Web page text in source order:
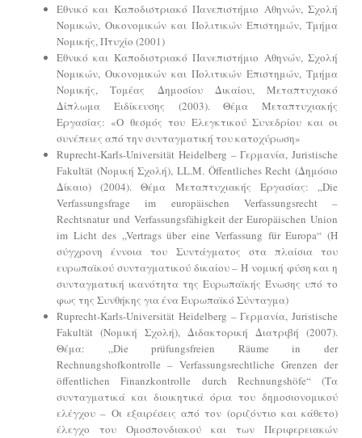
Εθνικό και Καποδιστριακό Πανεπιστήμιο Αθηνών, Σχολή
Νομικών, Οικονομικών και Πολιτικών Επιστημών, Τμήμα
Νομικής, Πτυχίο (2001)
Εθνικό και Καποδιστριακό Πανεπιστήμιο Αθηνών, Σχολή
Νομικών, Οικονομικών και Πολιτικών Επιστημών, Τμήμα
Νομικής, Τομέας Δημοσίου Δικαίου, Μεταπτυχιακό
Δίπλωμα Ειδίκευσης (2003). Θέμα Μεταπτυχιακής
Εργασίας: «Ο θεσμός του Ελεγκτικού Συνεδρίου και οι
συνέπειες από την συνταγματική του κατοχύρωση»
Ruprecht-Karls-Universität Heidelberg – Γερμανία, Juristische
Fakultät (Νομική Σχολή), LL.M. Öffentliches Recht (Δημόσιο
Δίκαιο) (2004). Θέμα Μεταπτυχιακής Εργασίας: „Die
Verfassungsfrage im europäischen Verfassungsrecht –
Rechtsnatur und Verfassungsfähigkeit der Europäischen Union
im Licht des „Vertrags über eine Verfassung für Europa“ (Η
σύγχρονη έννοια του Συντάγματος στα πλαίσια του
ευρωπαϊκού συνταγματικού δικαίου – Η νομική φύση και η
συνταγματική ικανότητα της Ευρωπαϊκής Ένωσης υπό το
φως της Συνθήκης για ένα Ευρωπαϊκό Σύνταγμα)
Ruprecht-Karls-Universität Heidelberg – Γερμανία, Juristische
Fakultät (Νομική Σχολή), Διδακτορική Διατριβή (2007).
Θέμα: „Die prüfungsfreien Räume in der
Rechnungshofkontrolle – Verfassungsrechtliche Grenzen der
öffentlichen Finanzkontrolle durch Rechnungshöfe“ (Τα
συνταγματικά και διοικητικά όρια του δημοσιονομικού
ελέγχου – Οι εξαιρέσεις από τον (οριζόντιο και κάθετο)
έλεγχο του Ομοσπονδιακού και των Περιφερειακών